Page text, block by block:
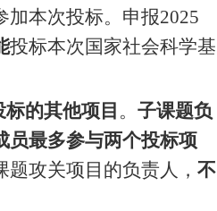
加本次投标。申报2025
投标本次国家社会科学基
的其他项目 。 子课题负
员最多参与两个投标项
攻关项目的负责人， 不